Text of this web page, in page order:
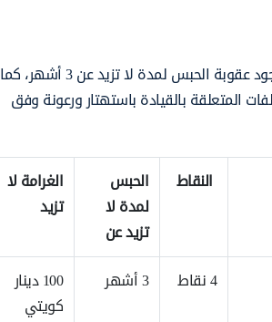
مع وجود عقوبة الحبس لمدة لا تزيد عن 3 أشهر، كما
وفيما يلي تفاصيل المخالفات المتعلقة بالقيادة باستهتار ورعونة وفق
النقاط
الحبس
لمدة لا
تزيد عن
الغرامة لا
تزيد
4 نقاط 3 أشهر
100 دينار
كويتي